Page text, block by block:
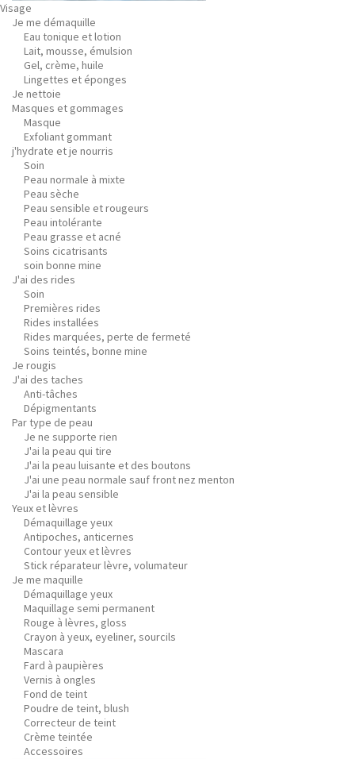
Visage
Je me démaquille
Eau tonique et lotion
Lait, mousse, émulsion
Gel, crème, huile
Lingettes et éponges
Je nettoie
Masques et gommages
Masque
Exfoliant gommant
j'hydrate et je nourris
Soin
Peau normale à mixte
Peau sèche
Peau sensible et rougeurs
Peau intolérante
Peau grasse et acné
Soins cicatrisants
soin bonne mine
J'ai des rides
Soin
Premières rides
Rides installées
Rides marquées, perte de fermeté
Soins teintés, bonne mine
Je rougis
J'ai des taches
Anti-tâches
Dépigmentants
Par type de peau
Je ne supporte rien
J'ai la peau qui tire
J'ai la peau luisante et des boutons
J'ai une peau normale sauf front nez menton
J'ai la peau sensible
Yeux et lèvres
Démaquillage yeux
Antipoches, anticernes
Contour yeux et lèvres
Stick réparateur lèvre, volumateur
Je me maquille
Démaquillage yeux
Maquillage semi permanent
Rouge à lèvres, gloss
Crayon à yeux, eyeliner, sourcils
Mascara
Fard à paupières
Vernis à ongles
Fond de teint
Poudre de teint, blush
Correcteur de teint
Crème teintée
Accessoires